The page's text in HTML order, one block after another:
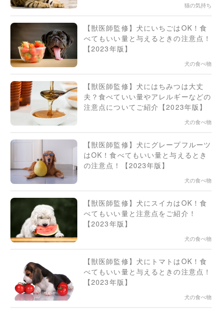
猫の気持ち
【獣医師監修】犬にいちごはOK！食
べてもいい量と与えるときの注意点！
【2023年版】
犬の食べ物
【獣医師監修】犬にはちみつは大丈
夫？食べていい量やアレルギーなどの
注意点についてご紹介【2023年版】
犬の食べ物
【獣医師監修】犬にグレープフルーツ
はOK！食べてもいい量と与えるとき
の注意点！【2023年版】
犬の食べ物
【獣医師監修】犬にスイカはOK！食
べてもいい量と注意点をご紹介！
【2023年版】
犬の食べ物
【獣医師監修】犬にトマトはOK！食
べてもいい量と与えるときの注意点！
【2023年版】
犬の食べ物